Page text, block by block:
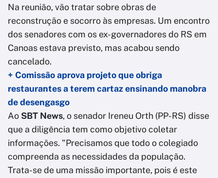
Na reunião, vão tratar sobre obras de
reconstrução e socorro às empresas. Um encontro
dos senadores com os ex-governadores do RS em
Canoas estava previsto, mas acabou sendo
cancelado.
+ Comissão aprova projeto que obriga
restaurantes a terem cartaz ensinando manobra
de desengasgo
Ao SBT News, o senador Ireneu Orth (PP-RS) disse
que a diligência tem como objetivo coletar
informações. "Precisamos que todo o colegiado
compreenda as necessidades da população.
Trata-se de uma missão importante, pois é este